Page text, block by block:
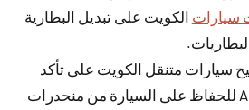
سيارات الكويت على تبديل البطارية
سيارات متنقل الكويت على تأكد
من سلامة نظام ABS للحفاظ على السيارة من منحدرات